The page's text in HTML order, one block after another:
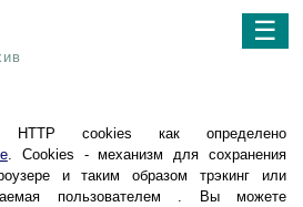
☰
HTTP cookies как определено
. Cookies - механизм для сохранения
и таким образом трэкинг или
пользователем . Вы можете